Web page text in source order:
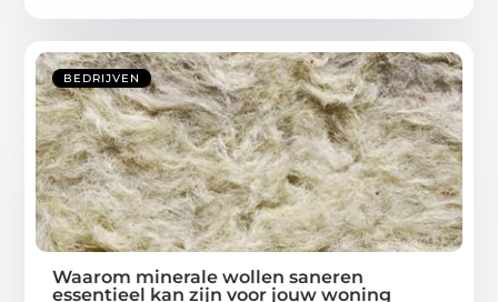
BEDRIJVEN
Waarom minerale wollen saneren
essentieel kan zijn voor jouw woning